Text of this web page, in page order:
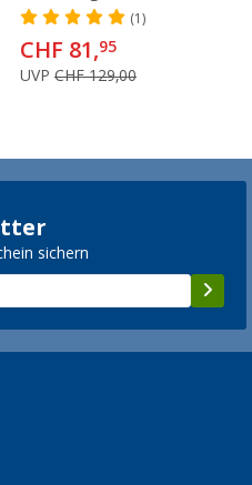
(1)
CHF 81,95
UVP CHF 129,00
sichern